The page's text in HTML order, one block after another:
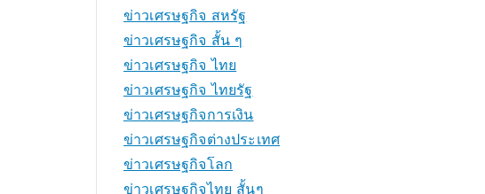
ข่าวเศรษฐกิจ สหรัฐ
ข่าวเศรษฐกิจ สั้น ๆ
ข่าวเศรษฐกิจ ไทย
ข่าวเศรษฐกิจ ไทยรัฐ
ข่าวเศรษฐกิจการเงิน
ข่าวเศรษฐกิจต่างประเทศ
ข่าวเศรษฐกิจโลก
ข่าวเศรษฐกิจไทย สั้นๆ